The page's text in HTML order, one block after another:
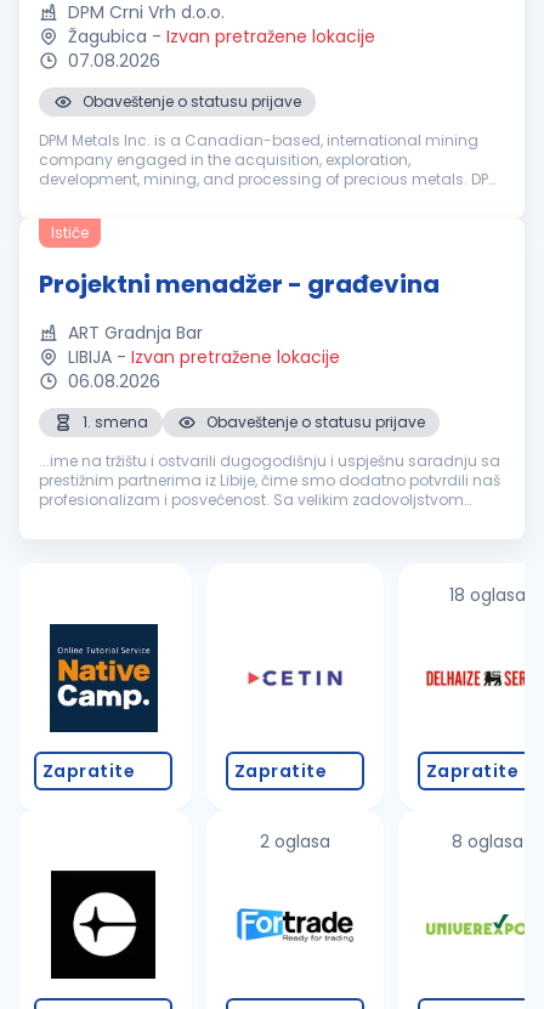
DPM Crni Vrh d.o.o.
Žagubica - Izvan pretražene lokacije
07.08.2026
Obaveštenje o statusu prijave
DPM Metals Inc. is a Canadian-based, international mining
company engaged in the acquisition, exploration,
development, mining, and processing of precious metals. DPM
headquarters in Toronto, ...
Ističe
Projektni menadžer - građevina
ART Gradnja Bar
LIBIJA - Izvan pretražene lokacije
06.08.2026
1. smena
Obaveštenje o statusu prijave
...ime na tržištu i ostvarili dugogodišnju i uspješnu saradnju sa
prestižnim partnerima iz Libije, čime smo dodatno potvrdili naš
profesionalizam i posvećenost. Sa velikim zadovoljstvom
menadžer
Zapratite Zapratite
2 oglasa
18 oglasa
Zapratite
8 oglasa